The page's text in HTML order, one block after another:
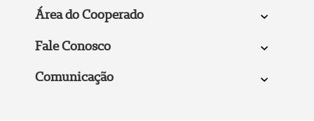
Área do Cooperado
Fale Conosco
Comunicação